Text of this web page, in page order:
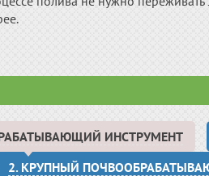
ИНСТРУМЕНТ
2. КРУПНЫЙ